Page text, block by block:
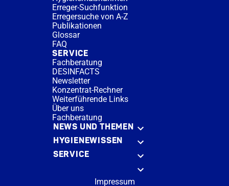
Erreger-Suchfunktion
Erregersuche von A-Z
Publikationen
Glossar
FAQ
SERVICE
Fachberatung
DESINFACTS
Newsletter
Konzentrat-Rechner
Weiterführende Links
Über uns
Fachberatung
NEWS UND THEMEN
HYGIENEWISSEN
SERVICE
Impressum